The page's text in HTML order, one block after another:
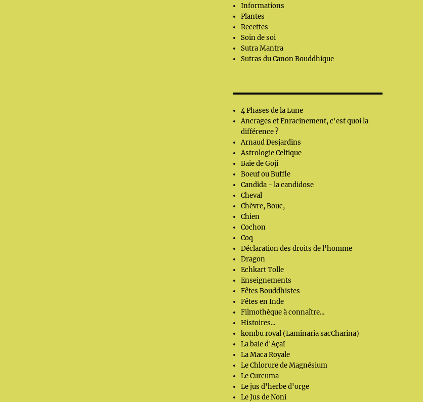
Informations
Plantes
Recettes
Soin de soi
Sutra Mantra
Sutras du Canon Bouddhique
4 Phases de la Lune
Ancrages et Enracinement, c'est quoi la
différence ?
Arnaud Desjardins
Astrologie Celtique
Baie de Goji
Boeuf ou Buffle
Candida - la candidose
Cheval
Chèvre, Bouc,
Chien
Cochon
Coq
Déclaration des droits de l'homme
Dragon
Echkart Tolle
Enseignements
Fêtes Bouddhistes
Fêtes en Inde
Filmothèque à connaître...
Histoires...
kombu royal (Laminaria sacCharina)
La baie d'Açaï
La Maca Royale
Le Chlorure de Magnésium
Le Curcuma
Le jus d'herbe d'orge
Le Jus de Noni